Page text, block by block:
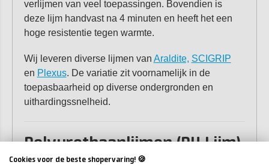
verlijmen van veel toepassingen. Bovendien is
deze lijm handvast na 4 minuten en heeft het een
hoge resistentie tegen warmte.
Wij leveren diverse lijmen van Araldite, SCIGRIP
en Plexus. De variatie zit voornamelijk in de
toepasbaarheid op diverse ondergronden en
uithardingssnelheid.
Polyurethaanlijmen (PU Lijm)
Cookies voor de beste shopervaring! 🍪